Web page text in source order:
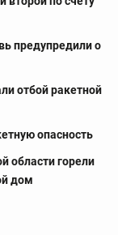
предупредили о
отбой ракетной
опасность
области горели
дом